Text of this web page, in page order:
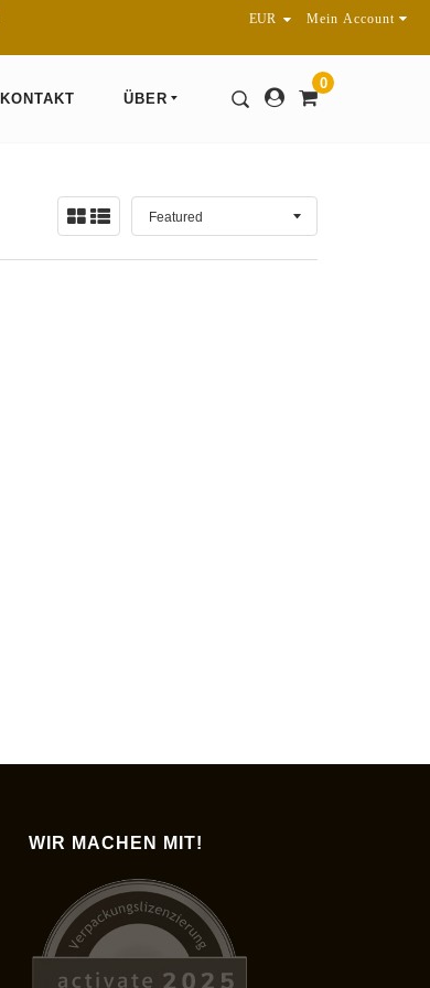
Mein Account
0
KONTAKT ÜBER
Ansicht:
WIR MACHEN MIT!